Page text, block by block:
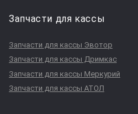
Запчасти для кассы
Запчасти для кассы Эвотор
Запчасти для кассы Дримкас
Запчасти для кассы Меркурий
Запчасти для кассы АТОЛ